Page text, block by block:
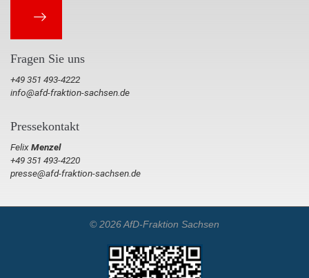
Fragen Sie uns
+49 351 493-4222
info@afd-fraktion-sachsen.de
Pressekontakt
FelixMenzel
+49 351 493-4220
presse@afd-fraktion-sachsen.de
© 2026 AfD-Fraktion Sachsen